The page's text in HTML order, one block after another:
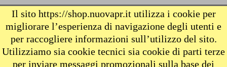
Il sito https://shop.nuovapr.it utilizza i cookie per
migliorare l’esperienza di navigazione degli utenti e
per raccogliere informazioni sull’utilizzo del sito.
Utilizziamo sia cookie tecnici sia cookie di parti terze
per inviare messaggi promozionali sulla base dei
AZIENDA 
PRODOTTI 